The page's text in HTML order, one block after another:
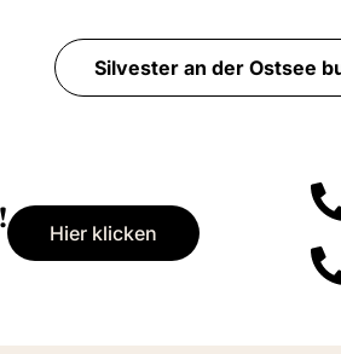
Anwendungen
Silvester an der Ostsee
Hier klicken